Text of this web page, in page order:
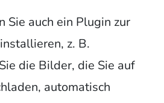
Sie auch ein Plugin zur
z. B.
die Bilder, die Sie auf
automatisch